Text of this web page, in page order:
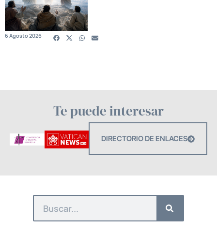
6 Agosto 2026
Te puede interesar
DIRECTORIO DE ENLACES